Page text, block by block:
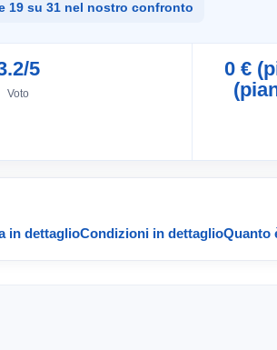
19 su 31 nel nostro confronto
5
Voto
0 €
in dettaglioCondizioni in dettaglioQuanto